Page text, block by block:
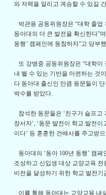
와 저력을 알리고 계승할 수 있길
박관용 공동위원장은 “대학 졸업
동아대의 더 큰 발전을 확신한다”
동행’ 캠페인에 동참하자”고 당부
또 강병중 공동위원장은 “대학이
내 뛸 수 있는 기반을 마련하는 것
다 동아대 출신인 만큼 동문들이
박수를 받았다.
참석한 동문들은 ‘친구가 슬프고
장서자’, ‘동문 발전이 학교 발전이
이다’ 등 훈훈한 건배사를 주고받
동아대의 ‘동아 100년 동행’ 캠
조성하고 신입생 대상 교양교육 전
비전을 달성하기 위한 학교 발전기
이를 통해 동아대는 교양교육 내